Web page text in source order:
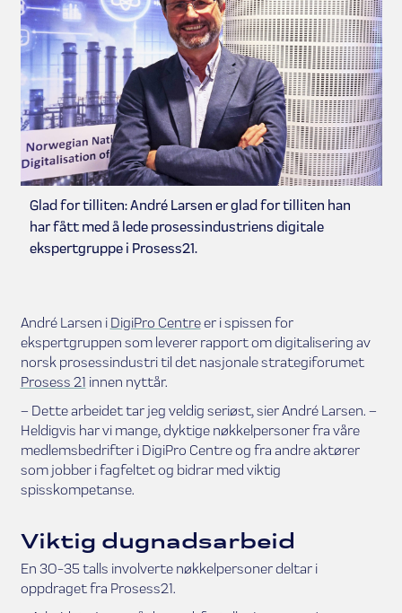
Glad for tilliten: André Larsen er glad for tilliten han
har fått med å lede prosessindustriens digitale
ekspertgruppe i Prosess21.
André Larsen i DigiPro Centreer i spissen for
ekspertgruppen som leverer rapport om digitalisering av
norsk prosessindustri til det nasjonale strategiforumet
Prosess 21 innen nyttår.
– Dette arbeidet tar jeg veldig seriøst, sier André Larsen. –
Heldigvis har vi mange, dyktige nøkkelpersoner fra våre
medlemsbedrifter i DigiPro Centre og fra andre aktører
som jobber i fagfeltet og bidrar med viktig
spisskompetanse.
Viktig dugnadsarbeid
En 30-35 talls involverte nøkkelpersoner deltar i
oppdraget fra Prosess21.